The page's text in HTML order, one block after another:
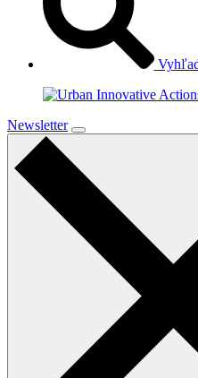
Newsletter